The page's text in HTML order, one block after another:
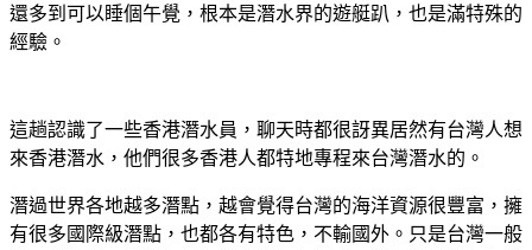
還多到可以睡個午覺，根本是潛水界的遊艇趴，也是滿特殊的
經驗。
這趟認識了一些香港潛水員，聊天時都很訝異居然有台灣人想
來香港潛水，他們很多香港人都特地專程來台灣潛水的。
潛過世界各地越多潛點，越會覺得台灣的海洋資源很豐富，擁
有很多國際級潛點，也都各有特色，不輸國外。只是台灣一般